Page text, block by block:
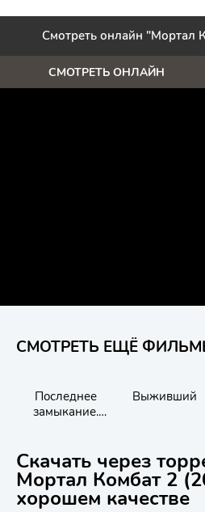
Смотреть онлайн "Мортал
СМОТРЕТЬ ОНЛАЙН
СМОТРЕТЬ ЕЩЁ
Последнее
замыкание.
Выживший
Скачать через
Мортал Комбат 2
хорошем качестве